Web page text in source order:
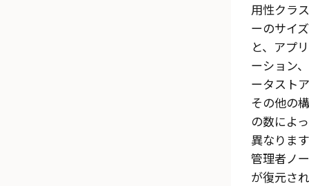
用性クラ
ーのサイズ
と、アプ
ーション
ータスト
その他の
の数によ
異なりま
管理者ノ
が復元さ